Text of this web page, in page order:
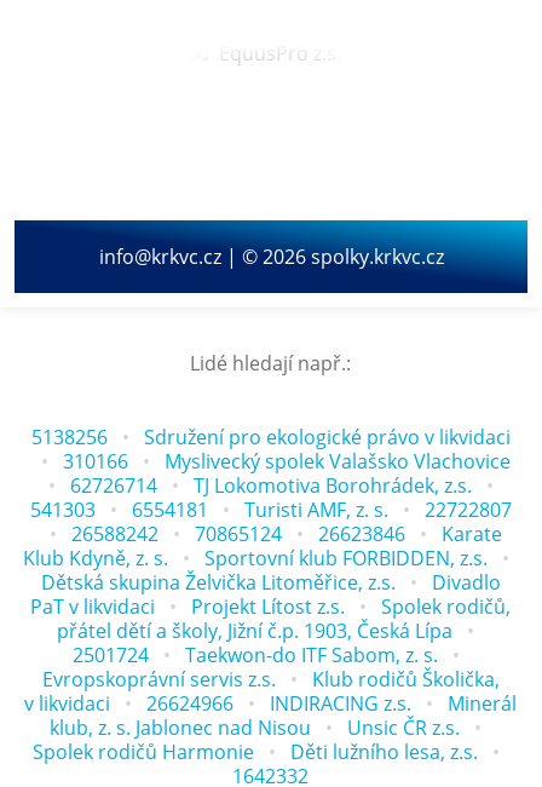
info@krkvc.cz | © 2026 spolky.krkvc.cz
Lidé hledají např.:
5138256
Sdružení pro ekologické právo v likvidaci
310166
Myslivecký spolek Valašsko Vlachovice
62726714
TJ Lokomotiva Borohrádek, z.s.
541303
6554181 Turisti AMF, z. s.
22722807
26588242
70865124 26623846
Karate
Klub Kdyně, z. s.
Sportovní klub FORBIDDEN, z.s.
Dětská skupina Želvička Litoměřice, z.s.
Divadlo
PaT v likvidaci
Projekt Lítost z.s.
Spolek rodičů,
přátel dětí a školy, Jižní č.p. 1903, Česká Lípa
2501724
Taekwon-do ITF Sabom, z. s.
Evropskoprávní servis z.s.
Klub rodičů Školička,
v likvidaci
26624966 INDIRACING z.s.
Minerál
klub, z. s. Jablonec nad Nisou
Unsic ČR z.s.
Spolek rodičů Harmonie
Děti lužního lesa, z.s.
1642332